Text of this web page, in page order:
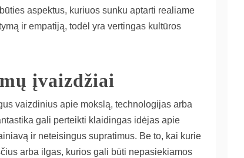
aspektus, kuriuos sunku aptarti realiame
ir empatiją, todėl yra vertingas kultūros
įvaizdžiai
vaizdinius apie mokslą, technologijas arba
gali perteikti klaidingas idėjas apie
ir neteisingus supratimus. Be to, kai kurie
arba ilgas, kurios gali būti nepasiekiamos